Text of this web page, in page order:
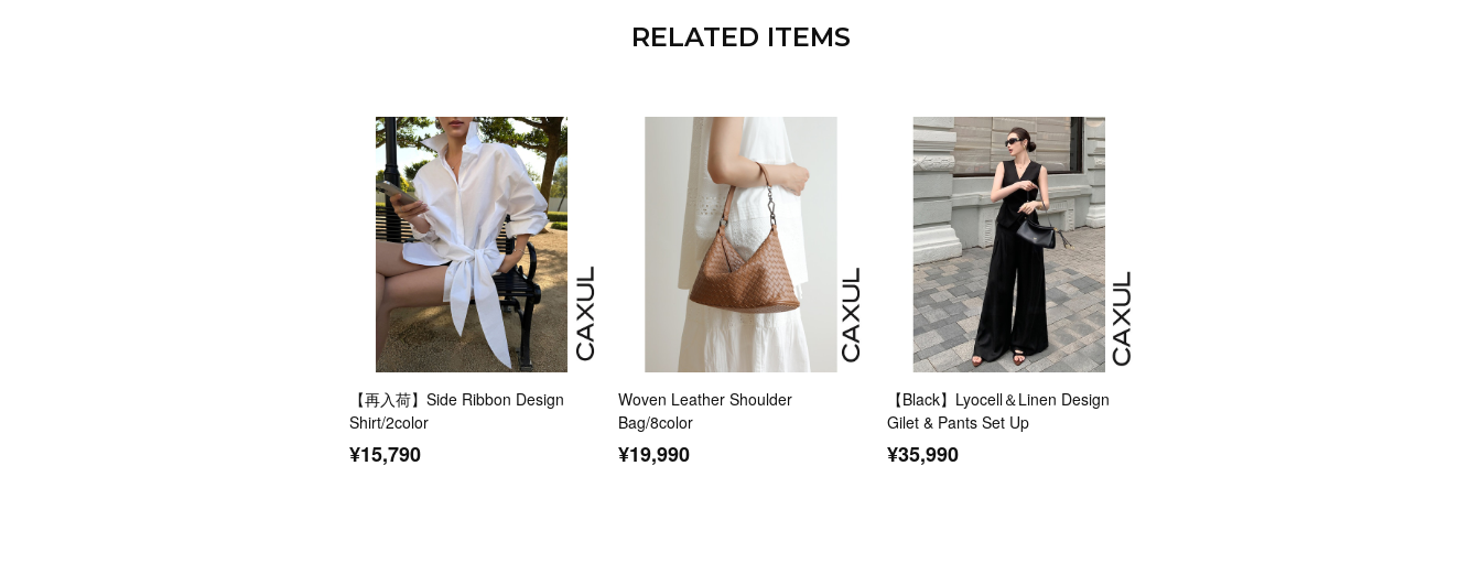
RELATED ITEMS
【再入荷】Side Ribbon Design
Shirt/2color
¥15,790
Woven Leather Shoulder
Bag/8color
¥19,990
【Black】Lyocell＆Linen Design
Gilet & Pants Set Up
¥35,990